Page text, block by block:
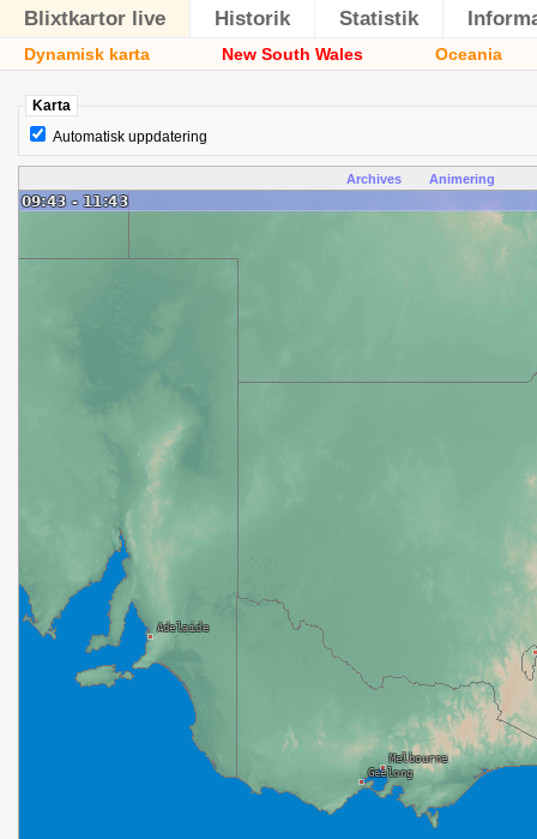
Blixtkartor live Historik Statistik
Dynamisk karta New South Wales Oceania
Karta
Automatisk uppdatering
Archives Animering